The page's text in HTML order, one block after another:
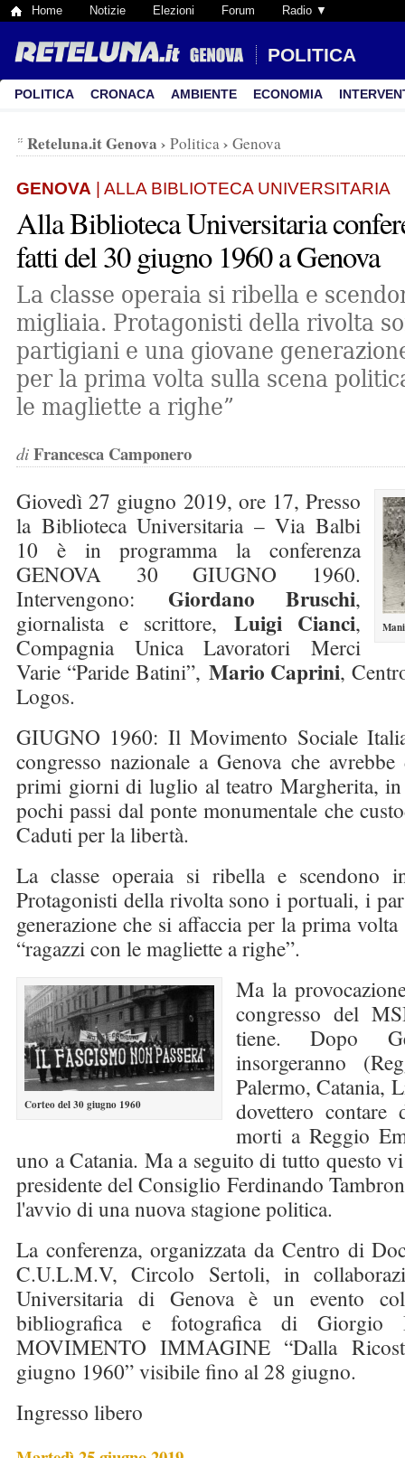
Home Notizie Elezioni Forum Radio ▼
POLITICA
POLITICA CRONACA AMBIENTE ECONOMIA
Reteluna.it Genova › Politica› Genova
GENOVA | ALLA BIBLIOTECA UNIVERSITARIA
Alla Biblioteca Universitaria
fatti del 30 giugno 1960 a Genova
La classe operaia si ribella e
migliaia. Protagonisti della rivolta
partigiani e una giovane
per la prima volta sulla scena
le magliette a righe”
di Francesca Camponero
Giovedì 27 giugno 2019, ore 17, Presso
la Biblioteca Universitaria – Via Balbi
10 è in programma la conferenza
GENOVA 30 GIUGNO 1960.
Intervengono: Giordano Bruschi,
giornalista e scrittore, Luigi Cianci,
Compagnia Unica Lavoratori Merci
Varie “Paride Batini”, Mario Caprini,
Logos.
GIUGNO 1960: Il Movimento Sociale
congresso nazionale a Genova che
primi giorni di luglio al teatro Margherita,
pochi passi dal ponte monumentale che
Caduti per la libertà.
La classe operaia si ribella e scendono
Protagonisti della rivolta sono i portuali, i
generazione che si affaccia per la prima
“ragazzi con le magliette a righe”.
Corteo del 30 giugno 1960
Ma la
congresso del
tiene. Dopo
insorgeranno
Palermo, Catania,
dovettero contare
morti a Reggio
uno a Catania. Ma a seguito di tutto questo
presidente del Consiglio Ferdinando
l'avvio di una nuova stagione politica.
La conferenza, organizzata da Centro di
C.U.L.M.V, Circolo Sertoli, in
Universitaria di Genova è un evento
bibliografica e fotografica di Giorgio
MOVIMENTO IMMAGINE “Dalla
giugno 1960” visibile fino al 28 giugno.
Ingresso libero